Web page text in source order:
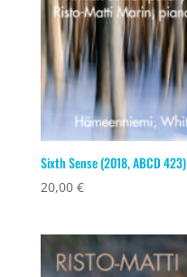
Sixth Sense (2018, ABCD 423)
20,00 €